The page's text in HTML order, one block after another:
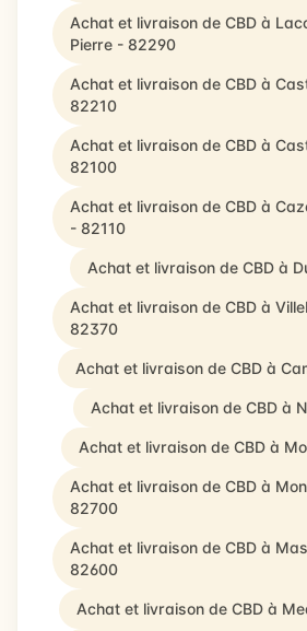
Achat et livraison de CBD à
Pierre - 82290
Achat et livraison de CBD à
82210
Achat et livraison de CBD à
82100
Achat et livraison de CBD à
- 82110
Achat et livraison de CBD à
Achat et livraison de CBD à
82370
Achat et livraison de CBD à
Achat et livraison de CBD à
Achat et livraison de CBD à
Achat et livraison de CBD à
82700
Achat et livraison de CBD à
82600
Achat et livraison de CBD à